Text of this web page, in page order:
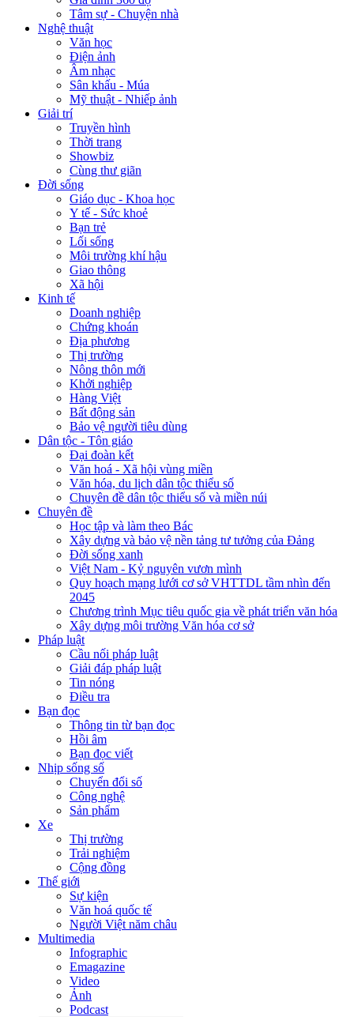
Tâm sự - Chuyện nhà
Nghệ thuật
Văn học
Điện ảnh
Âm nhạc
Sân khấu - Múa
Mỹ thuật - Nhiếp ảnh
Giải trí
Truyền hình
Thời trang
Showbiz
Cùng thư giãn
Đời sống
Giáo dục - Khoa học
Y tế - Sức khoẻ
Bạn trẻ
Lối sống
Môi trường khí hậu
Giao thông
Xã hội
Kinh tế
Doanh nghiệp
Chứng khoán
Địa phương
Thị trường
Nông thôn mới
Khởi nghiệp
Hàng Việt
Bất động sản
Bảo vệ người tiêu dùng
Dân tộc - Tôn giáo
Đại đoàn kết
Văn hoá - Xã hội vùng miền
Văn hóa, du lịch dân tộc thiểu số
Chuyên đề dân tộc thiểu số và miền núi
Chuyên đề
Học tập và làm theo Bác
Xây dựng và bảo vệ nền tảng tư tưởng của Đảng
Đời sống xanh
Việt Nam - Kỷ nguyên vươn mình
Quy hoạch mạng lưới cơ sở VHTTDL tầm nhìn đến
2045
Chương trình Mục tiêu quốc gia về phát triển văn hóa
Xây dựng môi trường Văn hóa cơ sở
Pháp luật
Cầu nối pháp luật
Giải đáp pháp luật
Tin nóng
Điều tra
Bạn đọc
Thông tin từ bạn đọc
Hồi âm
Bạn đọc viết
Nhịp sống số
Chuyển đổi số
Công nghệ
Sản phẩm
Xe
Thị trường
Trải nghiệm
Cộng đồng
Thế giới
Sự kiện
Văn hoá quốc tế
Người Việt năm châu
Multimedia
Infographic
Emagazine
Video
Ảnh
Podcast